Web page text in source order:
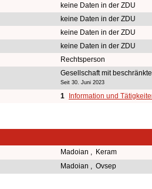
keine Daten in der ZDU
keine Daten in der ZDU
keine Daten in der ZDU
keine Daten in der ZDU
Rechtsperson
Gesellschaft mit
Seit 30. Juni 2023
1 Information und
Madoian , Keram
Madoian , Ovsep